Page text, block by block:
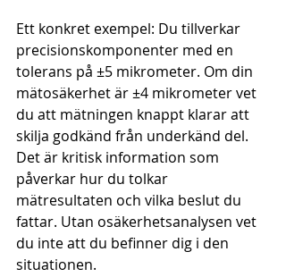
Ett konkret exempel: Du tillverkar
precisionskomponenter med en
tolerans på ±5 mikrometer. Om din
mätosäkerhet är ±4 mikrometer vet
du att mätningen knappt klarar att
skilja godkänd från underkänd del.
Det är kritisk information som
påverkar hur du tolkar
mätresultaten och vilka beslut du
fattar. Utan osäkerhetsanalysen vet
du inte att du befinner dig i den
situationen.